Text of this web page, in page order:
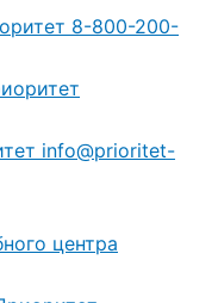
8-800-200-
info@prioritet-